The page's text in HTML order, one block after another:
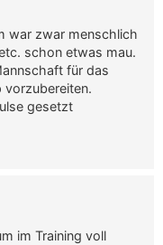
war zwar menschlich
schon etwas mau.
für das
vorzubereiten.
gesetzt
im Training voll